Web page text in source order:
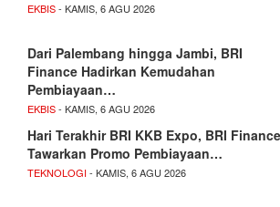
EKBIS- KAMIS, 6 AGU 2026
Dari Palembang hingga Jambi, BRI
Finance Hadirkan Kemudahan
Pembiayaan…
EKBIS- KAMIS, 6 AGU 2026
Hari Terakhir BRI KKB Expo, BRI Finance
Tawarkan Promo Pembiayaan…
TEKNOLOGI- KAMIS, 6 AGU 2026